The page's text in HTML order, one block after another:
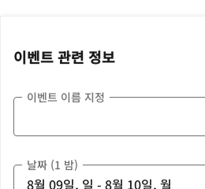
이벤트 관련 정보
이벤트 이름 지정
날짜 (1 밤)